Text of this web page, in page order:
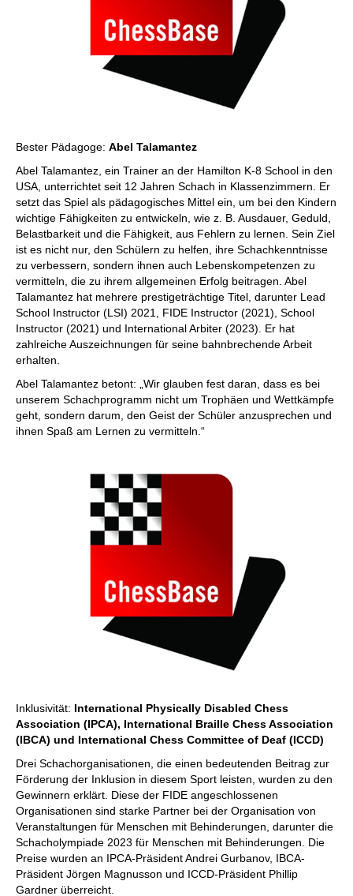
Bester Pädagoge: Abel Talamantez
Abel Talamantez, ein Trainer an der Hamilton K-8 School in den
USA, unterrichtet seit 12 Jahren Schach in Klassenzimmern. Er
setzt das Spiel als pädagogisches Mittel ein, um bei den Kindern
wichtige Fähigkeiten zu entwickeln, wie z. B. Ausdauer, Geduld,
Belastbarkeit und die Fähigkeit, aus Fehlern zu lernen. Sein Ziel
ist es nicht nur, den Schülern zu helfen, ihre Schachkenntnisse
zu verbessern, sondern ihnen auch Lebenskompetenzen zu
vermitteln, die zu ihrem allgemeinen Erfolg beitragen. Abel
Talamantez hat mehrere prestigeträchtige Titel, darunter Lead
School Instructor (LSI) 2021, FIDE Instructor (2021), School
Instructor (2021) und International Arbiter (2023). Er hat
zahlreiche Auszeichnungen für seine bahnbrechende Arbeit
erhalten.
Abel Talamantez betont: „Wir glauben fest daran, dass es bei
unserem Schachprogramm nicht um Trophäen und Wettkämpfe
geht, sondern darum, den Geist der Schüler anzusprechen und
ihnen Spaß am Lernen zu vermitteln.“
Inklusivität: International Physically Disabled Chess
Association (IPCA), International Braille Chess Association
(IBCA) und International Chess Committee of Deaf (ICCD)
Drei Schachorganisationen, die einen bedeutenden Beitrag zur
Förderung der Inklusion in diesem Sport leisten, wurden zu den
Gewinnern erklärt. Diese der FIDE angeschlossenen
Organisationen sind starke Partner bei der Organisation von
Veranstaltungen für Menschen mit Behinderungen, darunter die
Schacholympiade 2023 für Menschen mit Behinderungen. Die
Preise wurden an IPCA-Präsident Andrei Gurbanov, IBCA-
Präsident Jörgen Magnusson und ICCD-Präsident Phillip
Gardner überreicht.